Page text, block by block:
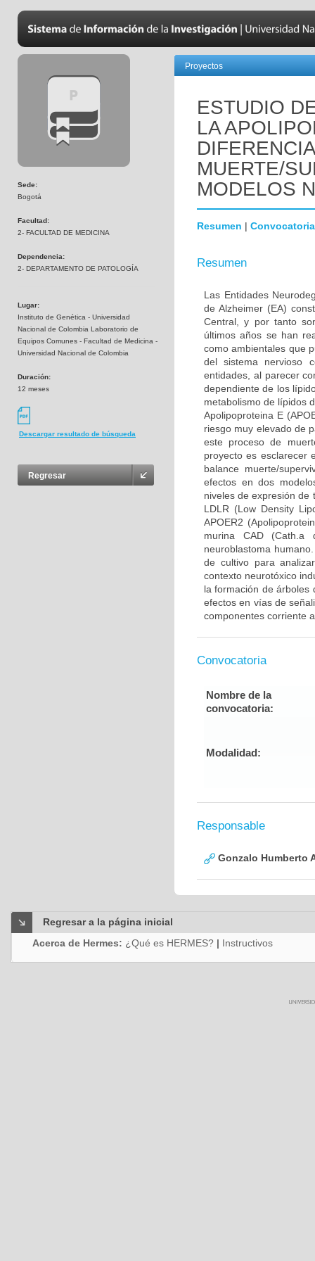
Sede:
Bogotá
Facultad:
2- FACULTAD DE MEDICINA
Dependencia:
2- DEPARTAMENTO DE PATOLOGÍA
Lugar:
Instituto de Genética - Universidad
Nacional de Colombia Laboratorio de
Equipos Comunes - Facultad de Medicina -
Universidad Nacional de Colombia
Duración:
12 meses
Descargar resultado de búsqueda
Regresar
Proyectos
ESTUDIO
LA
MUERTE/
MODELOS
Resumen | Convocatoria
Resumen
Las Entidades
de Alzheimer (EA)
Central, y por tanto
últimos años se han
como ambientales que
del sistema nervioso
entidades, al parecer
dependiente de los
metabolismo de lípidos
Apolipoproteina E
riesgo muy elevado de
este proceso de
proyecto es esclarecer
balance muerte/
efectos en dos
niveles de expresión de
LDLR (Low Density
APOER2
murina CAD (Cath.a
neuroblastoma
de cultivo para
contexto neurotóxico
la formación de árboles
efectos en vías de
componentes corriente
Convocatoria
Nombre de la
convocatoria:
Modalidad:
Responsable
Gonzalo Humberto
Regresar a la página inicial
Acerca de Hermes: ¿Qué es HERMES? | Instructivos